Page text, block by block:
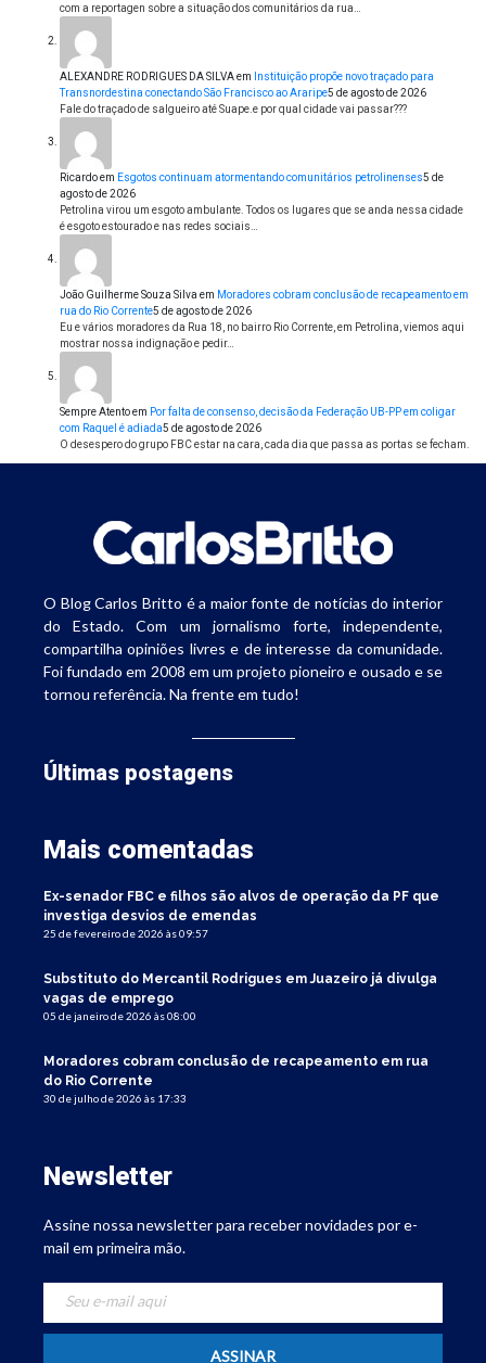
com a reportagen sobre a situação dos comunitários da rua…
ALEXANDRE RODRIGUES DA SILVAem
Instituição propõe novo traçado para
Transnordestina conectando São Francisco ao Araripe5 de agosto de 2026
Fale do traçado de salgueiro até Suape.e por qual cidade vai passar???
Ricardoem Esgotos continuam atormentando comunitários petrolinenses5 de
agosto de 2026
Petrolina virou um esgoto ambulante. Todos os lugares que se anda nessa cidade
é esgoto estourado e nas redes sociais…
João Guilherme Souza Silva em Moradores cobram conclusão de recapeamento em
rua do Rio Corrente5 de agosto de 2026
Eu e vários moradores da Rua 18, no bairro Rio Corrente, em Petrolina, viemos aqui
mostrar nossa indignação e pedir…
Sempre Atentoem Por falta de consenso, decisão da Federação UB-PP em coligar
com Raquel é adiada5 de agosto de 2026
O desespero do grupo FBC estar na cara, cada dia que passa as portas se fecham.
O Blog Carlos Britto é a maior fonte de notícias do interior
do Estado. Com um jornalismo forte, independente,
compartilha opiniões livres e de interesse da comunidade.
Foi fundado em 2008 em um projeto pioneiro e ousado e se
tornou referência. Na frente em tudo!
Últimas postagens
Mais comentadas
Ex-senador FBC e filhos são alvos de operação da PF que
investiga desvios de emendas
25 de fevereiro de 2026 às 09:57
Substituto do Mercantil Rodrigues em Juazeiro já divulga
vagas de emprego
05 de janeiro de 2026 às 08:00
Moradores cobram conclusão de recapeamento em rua
do Rio Corrente
30 de julho de 2026 às 17:33
Newsletter
Assine nossa newsletter para receber novidades por e-
mail em primeira mão.